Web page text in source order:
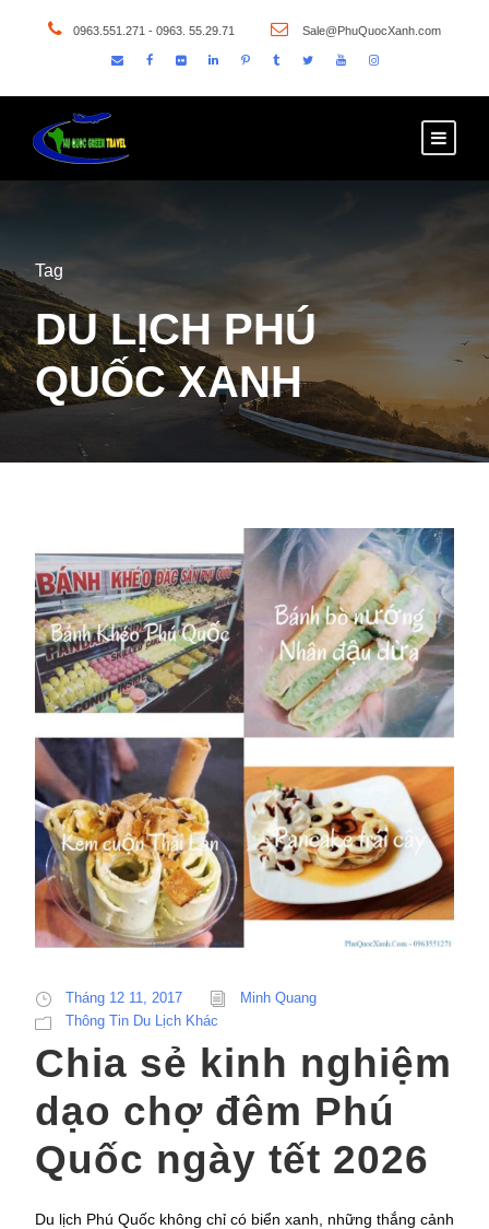
0963.551.271 - 0963. 55.29.71 Sale@PhuQuocXanh.com
Tag
DU LỊCH PHÚ
QUỐC XANH
Tháng 12 11, 2017
Minh Quang
Thông Tin Du Lịch Khác
Chia sẻ kinh nghiệm
dạo chợ đêm Phú
Quốc ngày tết 2026
Du lịch Phú Quốc không chỉ có biển xanh, những thắng cảnh